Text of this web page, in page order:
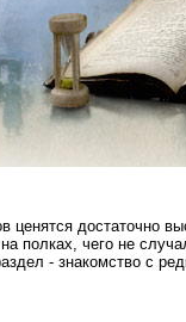
ценятся достаточно
полках, чего не
- знакомство с